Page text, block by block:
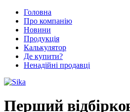
Головна
Про компанію
Новини
Продукція
Калькулятор
Де купити?
Ненадійні продавці
Перший